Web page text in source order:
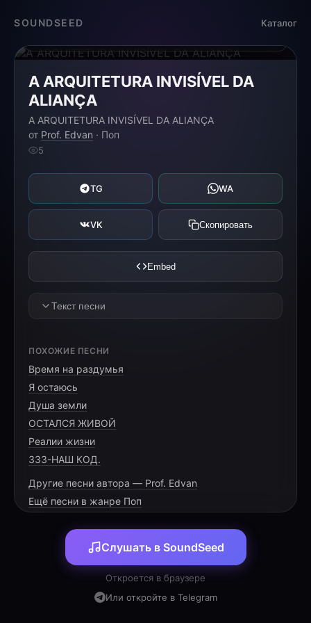
SOUNDSEED Каталог
A ARQUITETURA INVISÍVEL DA
ALIANÇA
A ARQUITETURA INVISÍVEL DA ALIANÇA
от Prof. Edvan · Поп
5
TG WA
VK Скопировать
Embed
Текст песни
Existem laços que nascem do sangue,
Outros surgem da aproximação,
Mas há um vínculo feito no espírito,
Uma escolha do coração.
Não é contrato, prazo ou vantagem,
É cuidado, entrega e comunhão;
Permanece firme a aliança.
Pré-refrão
Não caminhamos apenas lado a lado,
Seguimos a mesma direção.
Mesmo diferentes, somos unidos
Pelo amor que vence a divisão.
ПОХОЖИЕ ПЕСНИ
Время на раздумья
Я остаюсь
Душа земли
ОСТАЛСЯ ЖИВОЙ
Реалии жизни
333-НАШ КОД.
Другие песни автора — Prof. Edvan
Ещё песни в жанре Поп
Слушать в SoundSeed
Откроется в браузере
Или откройте в Telegram